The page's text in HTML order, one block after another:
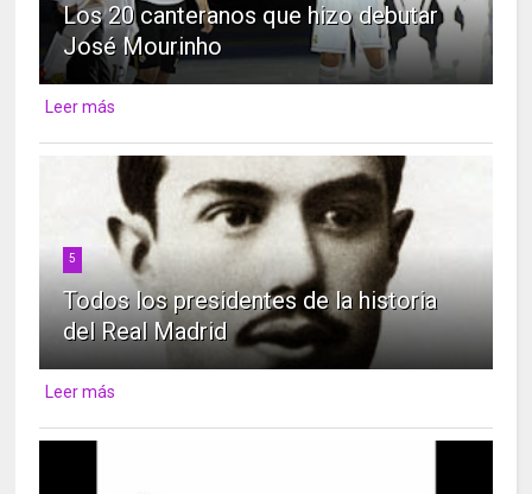
Los 20 canteranos que hizo debutar
José Mourinho
Leer más
5
Todos los presidentes de la historia
del Real Madrid
Leer más